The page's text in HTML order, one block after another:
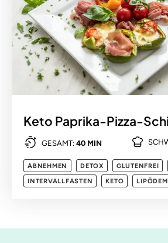
Keto Paprika-Pizza-
GESAMT: 40 MIN
ABNEHMEN DETOX GLUTENFREI
INTERVALLFASTEN
KETO LIPÖDEM